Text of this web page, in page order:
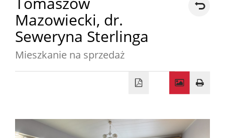
Mazowiecki, dr.
Seweryna Sterlinga
Mieszkanie na sprzedaż